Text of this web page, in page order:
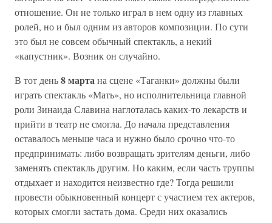
отношение. Он не только играл в нем одну из главных
ролей, но и был одним из авторов композиции. По сути
это был не совсем обычный спектакль, а некий
«капустник». Возник он случайно.
В тот день8 мартана сцене «Таганки» должны были
играть спектакль «Мать», но исполнительница главной
роли Зинаида Славина наглоталась каких-то лекарств и
прийти в театр не смогла. До начала представления
оставалось меньше часа и нужно было срочно что-то
предпринимать: либо возвращать зрителям деньги, либо
заменять спектакль другим. Но каким, если часть труппы
отдыхает и находится неизвестно где? Тогда решили
провести обыкновенный концерт с участием тех актеров,
которых смогли застать дома. Среди них оказались